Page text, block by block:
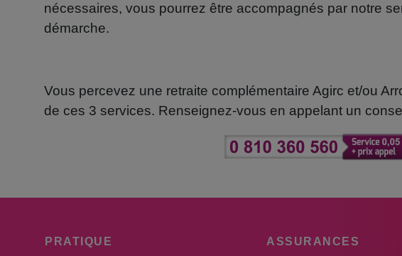
nécessaires, vous pourrez être accompagnés par notre
démarche.
Vous percevez une retraite complémentaire Agirc et/ou
de ces 3 services. Renseignez-vous en appelant un
PRATIQUE ASSURANCES